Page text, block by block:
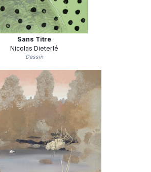
Sans Titre
Nicolas Dieterlé
Dessin